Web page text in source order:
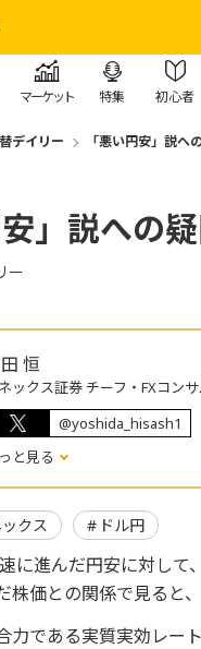
マーケット 特集 初心者
デイリー 「悪い円安」説へ
安」説への
ー
恒
ックス証券 チーフ・FXコン
@yoshida_hisash1
と見る
クス ドル円
に進んだ円安に対して
株価との関係で見ると
力である実質実効レー